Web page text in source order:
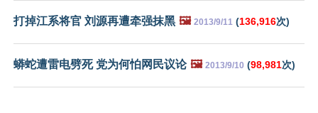
打掉江系将官 刘源再遭牵强抹黑 🖼️ 2013/9/11 (136,916次)
蟒蛇遭雷电劈死 党为何怕网民议论 🖼️ 2013/9/10 (98,981次)